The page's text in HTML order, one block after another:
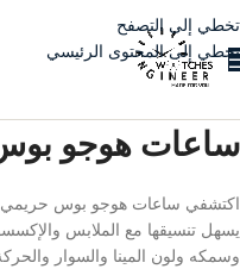
تخطي إلى التصفح
تخطي إلى المحتوى الرئيسي
ساعات هوجو
اكتشفي ساعات هوجو بوس حريمي
يسهل تنسيقها مع الملابس
وسمكه ولون المينا والسوار